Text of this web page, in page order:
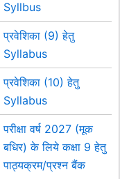
Syllbus
प्रवेशिका (9) हेतु
Syllabus
प्रवेशिका (10) हेतु
Syllabus
परीक्षा वर्ष 2027 (मूक
बधिर) के लिये कक्षा 9 हेतु
पाठ्यक्रम/प्रश्न बैंक